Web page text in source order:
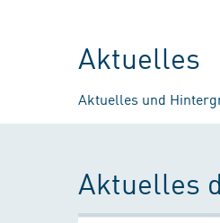
Aktuelles
Aktuelles und
Aktuelles